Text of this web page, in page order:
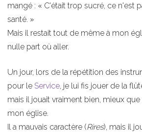
mangé : « C'était trop sucré, ce n'est
santé. »
Mais il restait tout de même à mon
nulle part où aller.
Un jour, lors de la répétition des
pour le Service, je lui fis jouer de la
mais il jouait vraiment bien, mieux
mon église.
Il a mauvais caractère (Rires), mais il